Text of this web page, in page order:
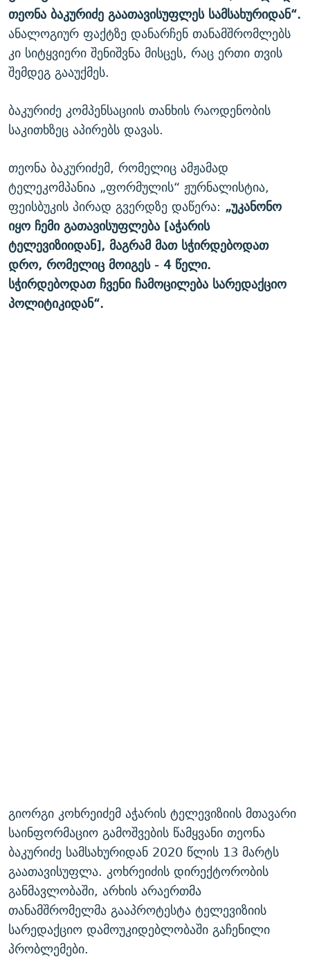
თეონა ბაკურიძე გაათავისუფლეს სამსახურიდან“.
ანალოგიურ ფაქტზე დანარჩენ თანამშრომლებს
კი სიტყვიერი შენიშვნა მისცეს, რაც ერთი თვის
შემდეგ გააუქმეს.
ბაკურიძე კომპენსაციის თანხის რაოდენობის
საკითხზეც აპირებს დავას.
თეონა ბაკურიძემ, რომელიც ამჟამად
ტელეკომპანია „ფორმულის“ ჟურნალისტია,
ფეისბუკის პირად გვერდზე დაწერა: „უკანონო
იყო ჩემი გათავისუფლება [აჭარის
ტელევიზიიდან], მაგრამ მათ სჭირდებოდათ
დრო, რომელიც მოიგეს - 4 წელი.
სჭირდებოდათ ჩვენი ჩამოცილება სარედაქციო
პოლიტიკიდან“.
გიორგი კოხრეიძემ აჭარის ტელევიზიის მთავარი
საინფორმაციო გამოშვების წამყვანი თეონა
ბაკურიძე სამსახურიდან 2020 წლის 13 მარტს
გაათავისუფლა. კოხრეიძის დირექტორობის
განმავლობაში, არხის არაერთმა
თანამშრომელმა გააპროტესტა ტელევიზიის
სარედაქციო დამოუკიდებლობაში გაჩენილი
პრობლემები.